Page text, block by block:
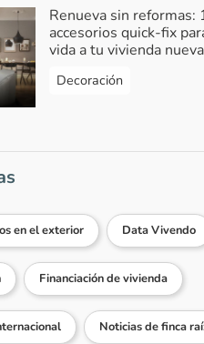
Renueva sin reformas:
accesorios quick-fix
vida a tu vivienda nueva
Decoración
en el exterior Data Vivendo
Financiación de vivienda
Noticias de finca